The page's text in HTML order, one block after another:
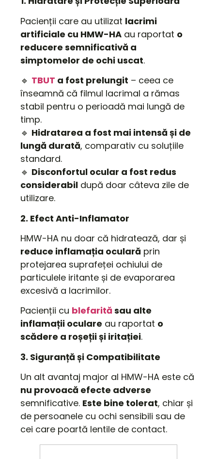
Pacienții care au utilizat lacrimi
artificiale cu HMW-HA au raportat o
reducere semnificativă a
simptomelor de ochi uscat.
🔹 TBUT a fost prelungit – ceea ce
înseamnă că filmul lacrimal a rămas
stabil pentru o perioadă mai lungă de
timp.
🔹 Hidratarea a fost mai intensă și de
lungă durată, comparativ cu soluțiile
standard.
🔹 Disconfortul ocular a fost redus
considerabil după doar câteva zile de
utilizare.
2. Efect Anti-Inflamator
HMW-HA nu doar că hidratează, dar și
reduce inflamația oculară prin
protejarea suprafeței ochiului de
particulele iritante și de evaporarea
excesivă a lacrimilor.
Pacienții cu blefarită sau alte
inflamații oculare au raportat o
scădere a roșeții și iritației.
3. Siguranță și Compatibilitate
Un alt avantaj major al HMW-HA este că
nu provoacă efecte adverse
semnificative. Este bine tolerat, chiar și
de persoanele cu ochi sensibili sau de
cei care poartă lentile de contact.